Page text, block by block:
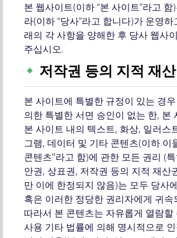
본 웹사이트(이하 “본 사이트”라고
라(이하 “당사”라고 합니다)가 운영
래의 각 사항을 양해한 후 당사 웹사
주십시오.
저작권 등의 지적 재
본 사이트에 특별한 규정이 있는 경
의한 특별한 서면 승인이 없는 한, 본
본 사이트 내의 텍스트, 화상, 일러스
그램, 데이터 및 기타 콘텐츠(이하 이
콘텐츠"라고 함)에 관한 모든 권리 (
안권, 상표권, 저작권 등의 지적 재산
만 이에 한정되지 않음)는 모두 당사
혹은 이러한 정당한 권리자에게 귀속
따라서 본 콘텐츠는 자유롭게 열람할
사용 기타 법률에 의해 명시적으로